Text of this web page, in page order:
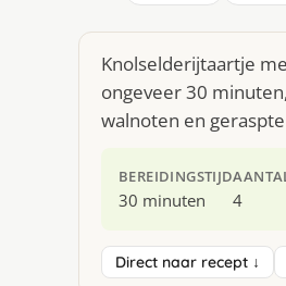
Knolselderijtaartje
ongeveer 30
walnoten en
BEREIDINGSTIJD
30 minuten 4
Direct naar recept ↓